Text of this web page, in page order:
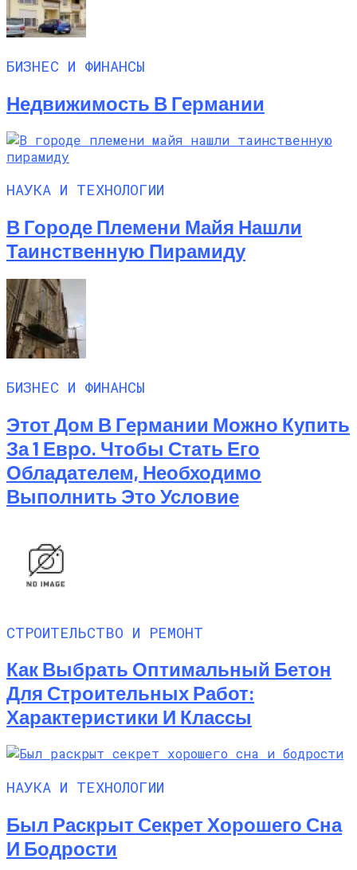
БИЗНЕС И ФИНАНСЫ
Недвижимость В Германии
НАУКА И ТЕХНОЛОГИИ
В Городе Племени Майя Нашли
Таинственную Пирамиду
БИЗНЕС И ФИНАНСЫ
Этот Дом В Германии Можно Купить
За 1 Евро. Чтобы Стать Его
Обладателем, Необходимо
Выполнить Это Условие
СТРОИТЕЛЬСТВО И РЕМОНТ
Как Выбрать Оптимальный Бетон
Для Строительных Работ:
Характеристики И Классы
НАУКА И ТЕХНОЛОГИИ
Был Раскрыт Секрет Хорошего Сна
И Бодрости